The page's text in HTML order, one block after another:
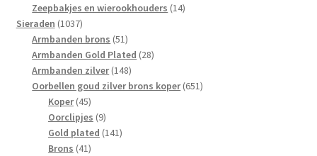
producten
Zeepbakjes en wierookhouders 1414
Sieraden 10371037
producten
Armbanden brons 5151
producten
Armbanden Gold Plated 2828
Armbanden zilver 148148
producten
Oorbellen goud zilver brons koper 651651
Koper 4545
producten
Oorclipjes 99
producten
Gold plated 141141
Brons 4141